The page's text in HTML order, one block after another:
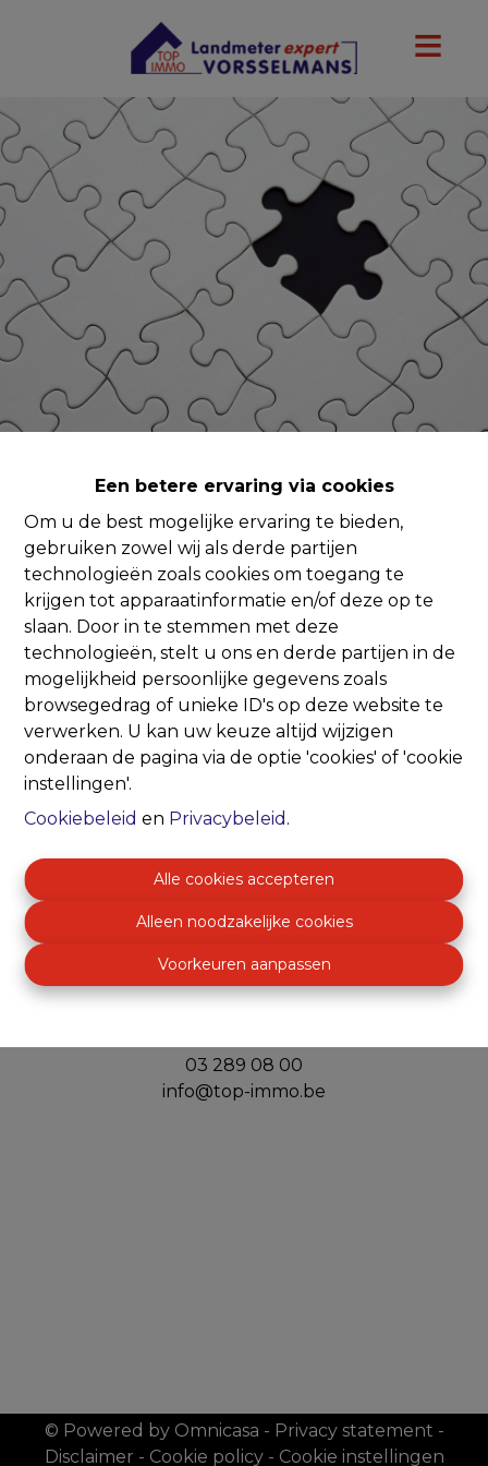
Een betere ervaring via cookies
Om u de best mogelijke ervaring te bieden,
gebruiken zowel wij als derde partijen
technologieën zoals cookies om toegang te
krijgen tot apparaatinformatie en/of deze op te
slaan. Door in te stemmen met deze
technologieën, stelt u ons en derde partijen in de
mogelijkheid persoonlijke gegevens zoals
browsegedrag of unieke ID's op deze website te
verwerken. U kan uw keuze altijd wijzigen
onderaan de pagina via de optie 'cookies' of 'cookie
instellingen'.
Cookiebeleid en Privacybeleid .
Alle cookies accepteren
Alleen noodzakelijke cookies
Voorkeuren aanpassen
Oeps, deze pagina
bestaat niet meer
Te koop Te huur
Top Immo
Handelslei 156
03 289 08 00
info@top-immo.be
© Powered by Omnicasa - Privacy statement -
Disclaimer - Cookie policy- Cookie instellingen